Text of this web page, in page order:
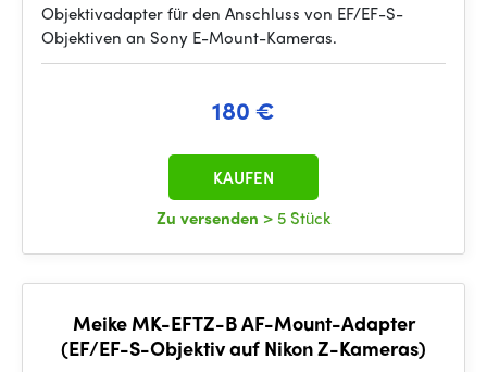
Objektivadapter für den Anschluss von EF/EF-S-
Objektiven an Sony E-Mount-Kameras.
180 €
Zu versenden > 5 Stück
KAUFEN
Meike MK-EFTZ-B AF-Mount-Adapter
(EF/EF-S-Objektiv auf Nikon Z-Kameras)